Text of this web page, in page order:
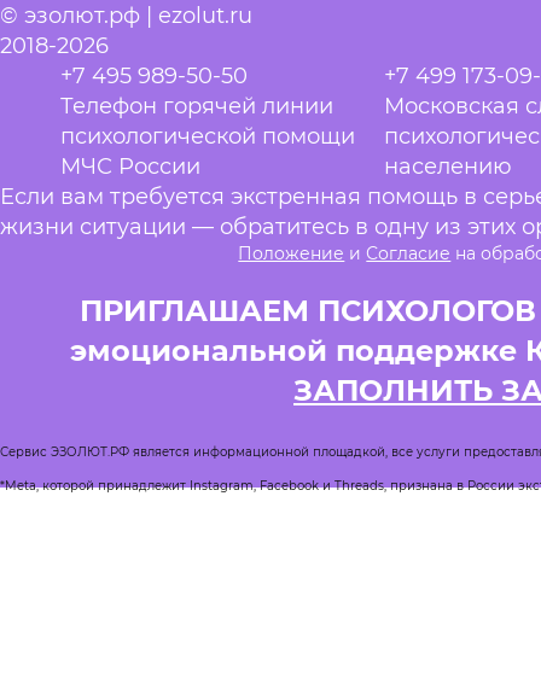
© эзолют.рф | ezolut.ru
2018-2026
+7 495 989-50-50
Телефон горячей линии
психологической помощи
МЧС России
+7 499 173-
Московская
населению
Если вам требуется экстренная помощь в
жизни ситуации — обратитесь в одну из этих
Положение и Согласие на
ПРИГЛАШАЕМ ПСИХОЛОГОВ
эмоциональной поддержке
ЗАПОЛНИТЬ
Сервис ЭЗОЛЮТ.РФ является информационной площадкой, все услуги
*Meta, которой принадлежит Instagram, Facebook и Threads, признана в России